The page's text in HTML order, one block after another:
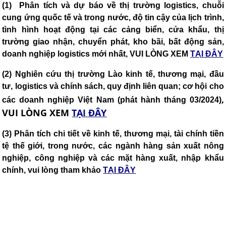
(1) Phân tích và dự báo về thị trường logistics, chuỗi
cung ứng quốc tế và trong nước, độ tin cậy của lịch trình,
tình hình hoạt động tại các cảng biển, cửa khẩu, thị
trường giao nhận, chuyển phát, kho bãi, bất động sản,
doanh nghiệp logistics mới nhất, VUI LÒNG XEM TẠI ĐÂY
(2) Nghiên cứu thị trường Lào kinh tế, thương mại, đầu
tư, logistics và chính sách, quy định liên quan; cơ hội cho
các doanh nghiệp Việt Nam (phát hành tháng 03/2024),
VUI LÒNG XEM TẠI ĐÂY
(3) Phân tích chi tiết về kinh tế, thương mại, tài chính tiền
tệ thế giới, trong nước, các ngành hàng sản xuất nông
nghiệp, công nghiệp và các mặt hàng xuất, nhập khẩu
chính, vui lòng tham khảoTẠI ĐÂY